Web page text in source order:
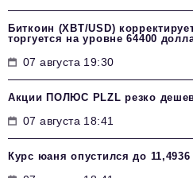
Биткоин (XBT/USD)
торгуется на уровне 64400
07 августа 19:30
Акции ПОЛЮС PLZL резко
07 августа 18:41
Курс юаня опустился до 11,4936